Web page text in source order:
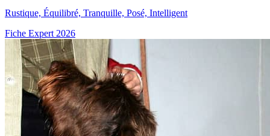
Rustique, Équilibré, Tranquille, Posé, Intelligent
Fiche Expert 2026